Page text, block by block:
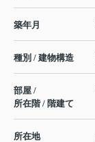
築年月
種別 / 建物構造
部屋 /
所在階 / 階建て
所在地